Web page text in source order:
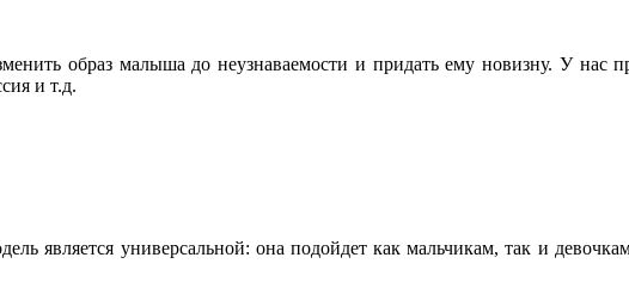
образ малыша до неузнаваемости и придать ему новизну. У нас
и т.д.
является универсальной: она подойдет как мальчикам, так и